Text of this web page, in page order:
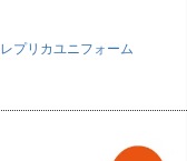
レプリカユニフォーム